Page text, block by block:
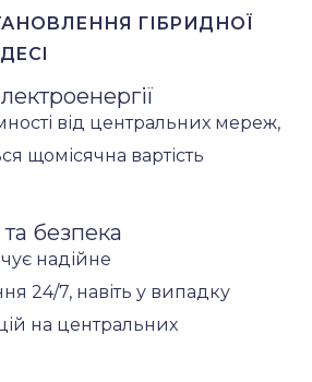
ГІБРИДНОЇ
від центральних мереж,
щомісячна вартість
безпека
надійне
24/7, навіть у випадку
на центральних